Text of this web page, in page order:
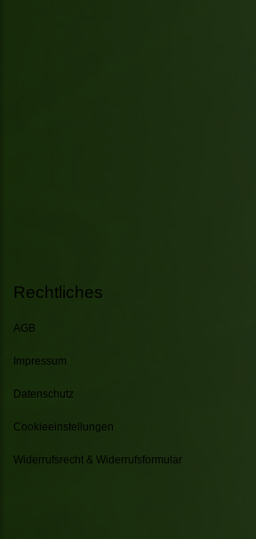
Rechtliches
AGB
Impressum
Datenschutz
Cookieeinstellungen
Widerrufsrecht & Widerrufsformular